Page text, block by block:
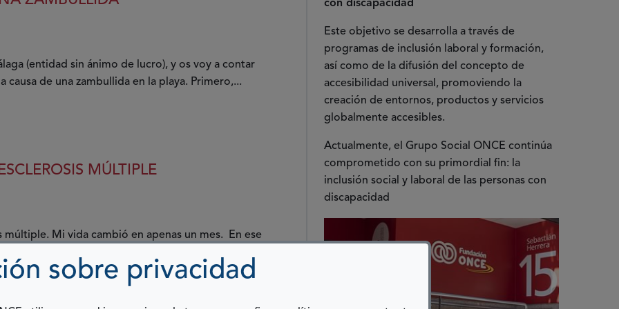
sobre privacidad
(entidad sin ánimo de lucro), y os voy a contar
de una zambullida en la playa. Primero,...
MÚLTIPLE
Mi vida cambió en apenas un mes. En ese
sana que ejercía su profesión en dos puestos de...
con discapacidad
Este objetivo se desarrolla a través de
programas de inclusión laboral y formación,
así como de la difusión del concepto de
accesibilidad universal, promoviendo la
creación de entornos, productos y servicios
globalmente accesibles.
Actualmente, el Grupo Social ONCE continúa
comprometido con su primordial fin: la
inclusión social y laboral de las personas con
discapacidad